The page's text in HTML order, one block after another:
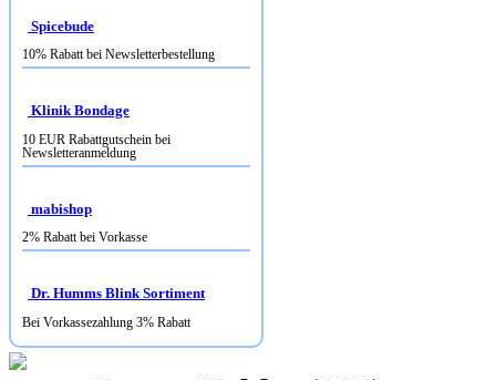
Spicebude
10% Rabatt bei Newsletterbestellung
Klinik Bondage
10 EUR Rabattgutschein bei
Newsletteranmeldung
mabishop
2% Rabatt bei Vorkasse
Dr. Humms Blink Sortiment
Bei Vorkassezahlung 3% Rabatt